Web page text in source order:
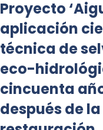
Proyecto
aplicación
técnica de
eco-
cincuenta
después de la